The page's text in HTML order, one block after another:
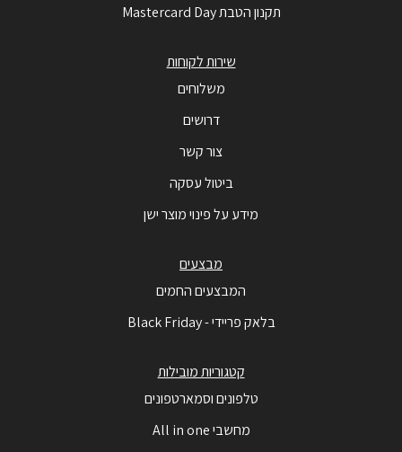
תקנון הטבת Mastercard Day
שירות לקוחות
משלוחים
דרושים
צור קשר
ביטול עסקה
מידע על פינוי מוצר ישן
מבצעים
המבצעים החמים
בלאק פריידי - Black Friday
קטגוריות מובילות
טלפונים וסמארטפונים
מחשבי All in one